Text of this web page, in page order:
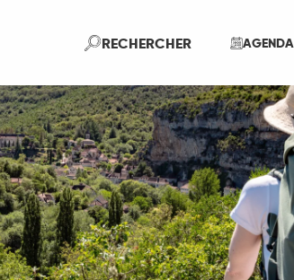
AGENDA
RECHERCHERRecherche